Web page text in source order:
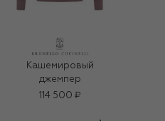
Кашемировый
джемпер
114 500 ₽